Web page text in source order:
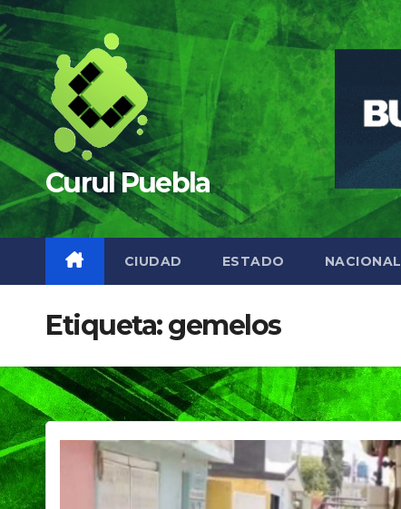
Saltar
al
contenido
Curul Puebla
CIUDAD ESTADO NACIONAL
Etiqueta:gemelos